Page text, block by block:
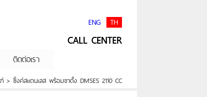
ENG TH
CALL CENTER
ติดต่อเรา
ซิ้งค์สแตนเลส พร้อมขาตั้ง DMSES 2110 CC